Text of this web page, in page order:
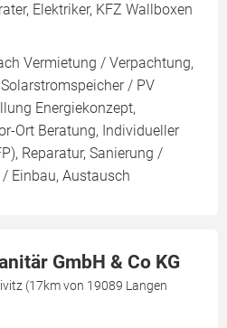
Elektriker, KFZ Wallboxen
Vermietung / Verpachtung,
/ PV
Energiekonzept,
Ort Beratung, Individueller
Reparatur, Sanierung /
Einbau, Austausch
GmbH & Co KG
(17km von 19089 Langen